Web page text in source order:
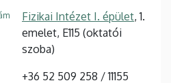
Fizikai Intézet I. épület, 1.
emelet, E115 (oktatói
szoba)
+36 52 509 258 / 11155